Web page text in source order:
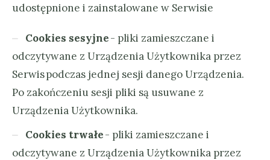
udostępnione i zainstalowane w Serwisie
Cookies sesyjne- pliki zamieszczane i
odczytywane z Urządzenia Użytkownika przez
Serwis podczas jednej sesji danego Urządzenia.
Po zakończeniu sesji pliki są usuwane z
Urządzenia Użytkownika.
Cookies trwałe- pliki zamieszczane i
odczytywane z Urządzenia Użytkownika przez